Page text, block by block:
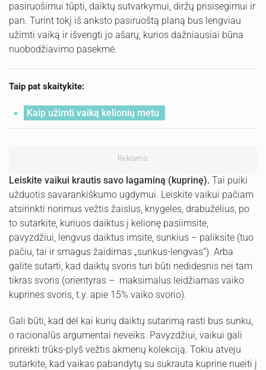
pasiruošimui tūpti, daiktų sutvarkymui, diržų prisisegimui ir
pan. Turint tokį iš anksto pasiruoštą planą bus lengviau
užimti vaiką ir išvengti jo ašarų, kurios dažniausiai būna
nuobodžiavimo pasekmė.
Taip pat skaitykite:
Kaip užimti vaiką kelionių metu
Reklama:
Leiskite vaikui krautis savo lagaminą (kuprinę). Tai puiki
užduotis savarankiškumo ugdymui. Leiskite vaikui pačiam
atsirinkti norimus vežtis žaislus, knygeles, drabužėlius, po
to sutarkite, kuriuos daiktus į kelionę pasiimsite,
pavyzdžiui, lengvus daiktus imsite, sunkius – paliksite (tuo
pačiu, tai ir smagus žaidimas „sunkus-lengvas“). Arba
galite sutarti, kad daiktų svoris turi būti nedidesnis nei tam
tikras svoris (orientyras – maksimalus leidžiamas vaiko
kuprinės svoris, t.y. apie 15% vaiko svorio).
Gali būti, kad dėl kai kurių daiktų sutarimą rasti bus sunku,
o racionalūs argumentai neveiks. Pavyzdžiui, vaikui gali
prireikti trūks-plyš vežtis akmenų kolekciją. Tokiu atveju
sutarkite, kad vaikas pabandytų su sukrauta kuprine nueiti į